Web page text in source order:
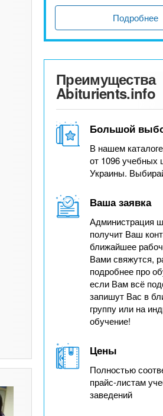
Подробнее
Преимущества
Abiturients.info
Большой
В нашем
от 1096 учебных
Украины.
Ваша заявка
Администрация
получит Ваш
ближайшее
Вами свяжутся,
подробнее про
если Вам всё
запишут Вас в
группу или на
обучение!
Цены
Полностью
прайс-листам
заведений